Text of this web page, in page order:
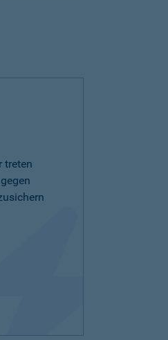
treten